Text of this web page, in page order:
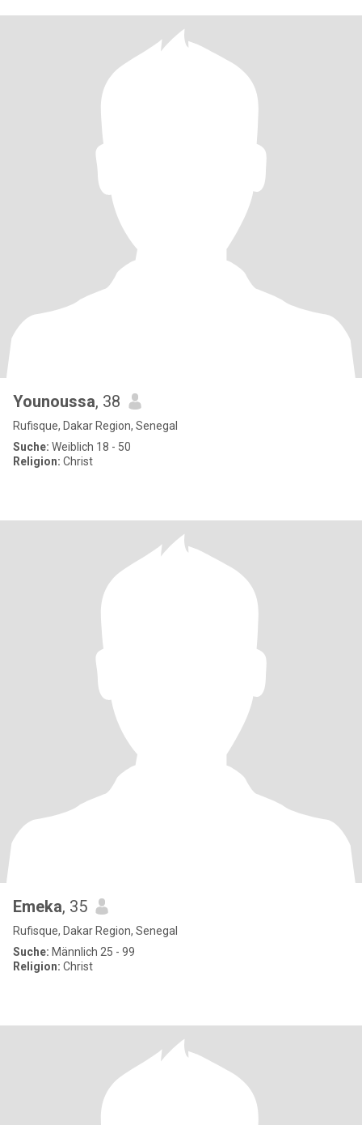
Younoussa, 38
Rufisque, Dakar Region, Senegal
Suche: Weiblich 18 - 50
Religion: Christ
Emeka, 35
Rufisque, Dakar Region, Senegal
Suche: Männlich 25 - 99
Religion: Christ